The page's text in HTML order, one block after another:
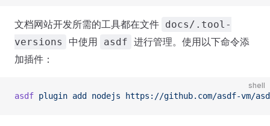
文档网站开发所需的工具都在文件 docs/.tool-
versions
中使用 asdf 进行管理。使用以下命令添
加插件：
shell
asdf plugin add nodejs https://github.com/asdf-vm/